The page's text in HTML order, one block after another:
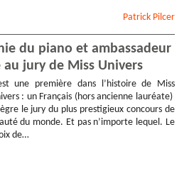
Patrick Pilcer
du piano et ambassadeur
au jury de Miss Univers
une première dans l’histoire de Miss
: un Français (hors ancienne lauréate)
le jury du plus prestigieux concours de
du monde. Et pas n’importe lequel. Le
de…